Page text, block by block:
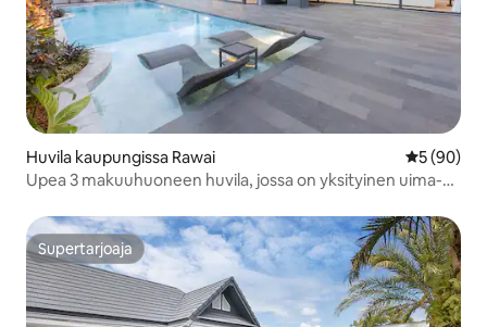
Huvila kaupungissa Rawai
5 (90)
Upea 3 makuuhuoneen huvila, jossa on yksityinen uima-
Supertarjoaja
Supertarjoaja